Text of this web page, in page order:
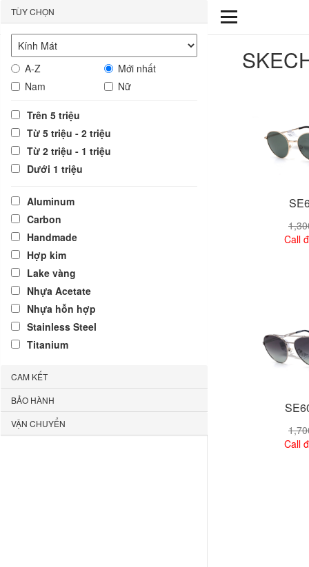
TÙY CHỌN
A-Z
Mới nhất
Nam
Nữ
Trên 5 triệu
Từ 5 triệu - 2 triệu
Từ 2 triệu - 1 triệu
Dưới 1 triệu
Aluminum
Carbon
Handmade
Hợp kim
Lake vàng
Nhựa Acetate
Nhựa hỗn hợp
Stainless Steel
Titanium
CAM KẾT
BẢO HÀNH
VẬN CHUYỂN
Call
Call